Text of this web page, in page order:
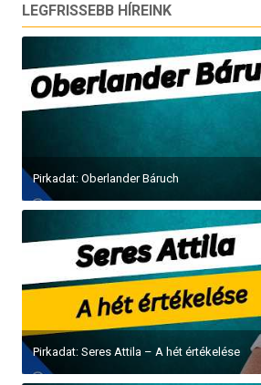
LEGFRISSEBB HÍREINK
Pirkadat: Oberlander Báruch
Pirkadat: Seres Attila – A hét értékelése